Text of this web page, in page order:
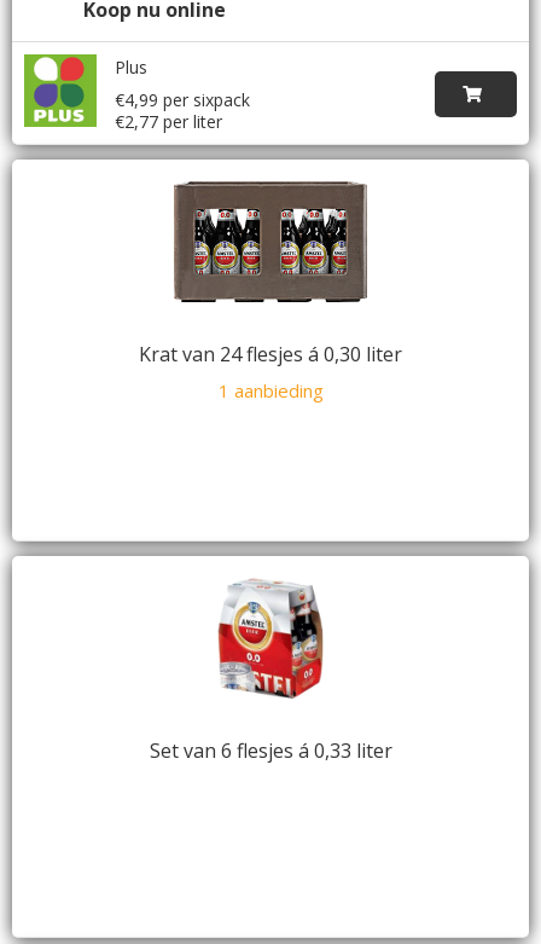
Koop nu online
Plus
€4,99 per sixpack
€2,77 per liter
Krat van 24 flesjes á 0,30 liter
1 aanbieding
Set van 6 flesjes á 0,33 liter